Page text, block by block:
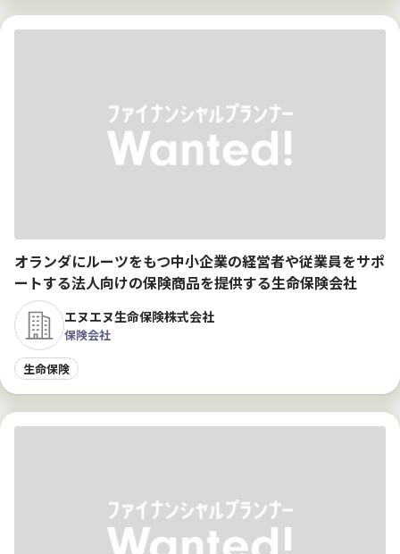
オランダにルーツをもつ中小企業の経営者や従業員をサポ
ートする法人向けの保険商品を提供する生命保険会社
エヌエヌ生命保険株式会社
保険会社
生命保険